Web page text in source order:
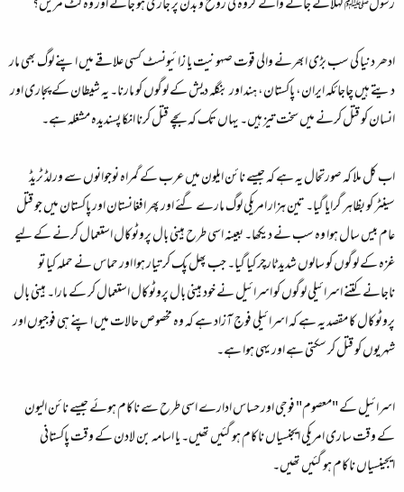
رسولﷺ کہلائے جانے والے گروہ کی روح و بدن پر جاری ہو جائے اور وہ کٹ مریں؟
ادھر دنیا کی سب بڑی ابھرنے والی قوت صہونیت یا زائیونسٹ کسی علاقے میں اپنے لوگ بھی مار
دیتے ہیں چاجائکہ ایران، پاکستان، ہند اور بنگلہ دیش کے لوگوں کو مارنا۔ یہ شیطان کے پجاری اور
انسان کو قتل کرنے میں سخت تیز ہیں۔ یہاں تک کہ بچے قتل کرنا انکا پسندیدہ مشغلہ ہے۔
اب کل ملا کہ صورتحال یہ ہے کہ جیسے نائن ایلون میں عرب کے گمراہ نوجوانوں سے ورلڈ ٹریڈ
سینٹر کو بظاہر گرایا گیا۔ تین ہزار امریکی لوگ مارے گئے اور پھر افغانستان اور پاکستان میں جو قتل
عام بیس سال ہوا وہ سب نے دیکھا۔ بعینہ اسی طرح ہینی بال پروٹوکال استعمال کرنے کے لیے
غزہ کے لوگوں کو سالوں شدید ٹارچر کیا گیا۔ جب پھل پک کر تیار ہوا اور حماس نے حملہ کیا تو
ناجانے کتنے اسرائیلی لوگوں کو اسرائیل نے خود ہینی بال پروٹوکال استعمال کر کے مارا۔ ہینی بال
پروٹوکال کا مقصد یہ ہے کہ اسرائیلی فوج آزاد ہے کہ وہ مخصوص حالات میں اپنے ہی فوجیوں اور
شہریوں کو قتل کر سکتی ہے اور یہی ہوا ہے۔
اسرائیل کے "معصوم" فوجی اور حساس ادارے اسی طرح سے ناکام ہوئے جیسے نائن الیون
کے وقت ساری امریکی ایجنسیاں ناکام ہو گئیں تھیں۔ یا اسامہ بن لادن کے وقت پاکستانی
ایجینسیاں ناکام ہو گئیں تھیں۔